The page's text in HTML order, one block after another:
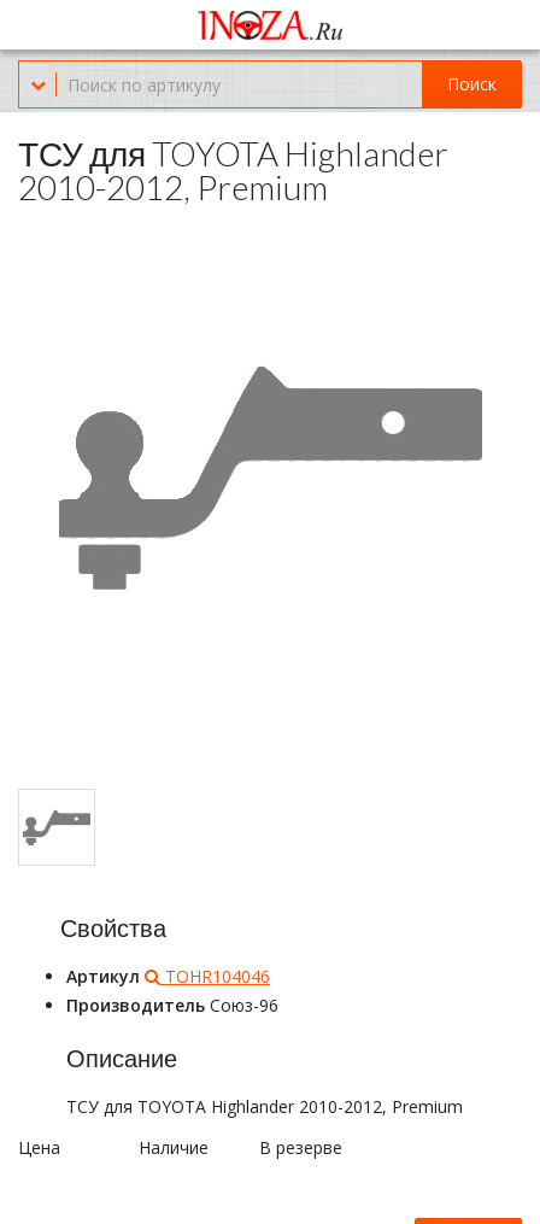
Офис обслуживания г.Краснодар (KRD) Куликова Поля 2 (магазин
Нож-мясо)
8-(967)-300-69-11
Поиск
ТСУ для TOYOTA Highlander
2010-2012, Premium
Свойства
Артикул
TOHR104046
Производитель Союз-96
Описание
ТСУ для TOYOTA Highlander 2010-2012, Premium
Цена
Наличие В резерве